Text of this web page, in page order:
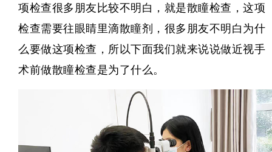
项检查很多朋友比较不明白，就是散瞳检查，这项
检查需要往眼睛里滴散瞳剂，很多朋友不明白为什
么要做这项检查，所以下面我们就来说说做近视手
术前做散瞳检查是为了什么。